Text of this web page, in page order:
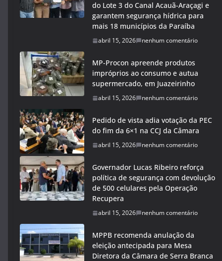
do Lote 3 do Canal Acauã-Araçagi e
garantem segurança hídrica para
mais 18 municípios da Paraíba
abril 15, 2026 nenhum comentário
MP-Procon apreende produtos
impróprios ao consumo e autua
supermercado, em Juazeirinho
abril 15, 2026 nenhum comentário
Pedido de vista adia votação da PEC
do fim da 6×1 na CCJ da Câmara
abril 15, 2026 nenhum comentário
Governador Lucas Ribeiro reforça
política de segurança com devolução
de 500 celulares pela Operação
Recupera
abril 15, 2026 nenhum comentário
MPPB recomenda anulação da
eleição antecipada para Mesa
Diretora da Câmara de Serra Branca